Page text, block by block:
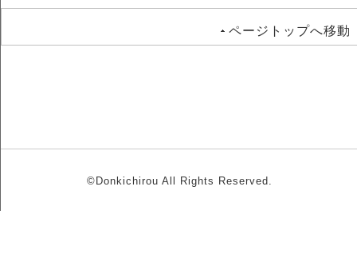
ページトップへ移動
©Donkichirou All Rights Reserved.